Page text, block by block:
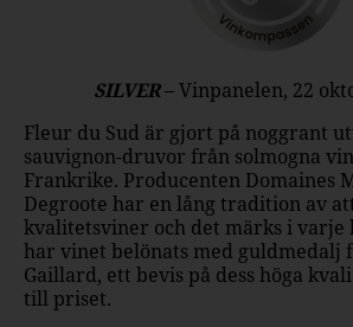
SILVER– Vinpanelen, 22
Fleur du Sud är gjort på noggrant
sauvignon-druvor från solmogna
Frankrike. Producenten Domaines
Degroote har en lång tradition av
kvalitetsviner och det märks i varje
har vinet belönats med guldmedalj
Gaillard, ett bevis på dess höga
till priset.